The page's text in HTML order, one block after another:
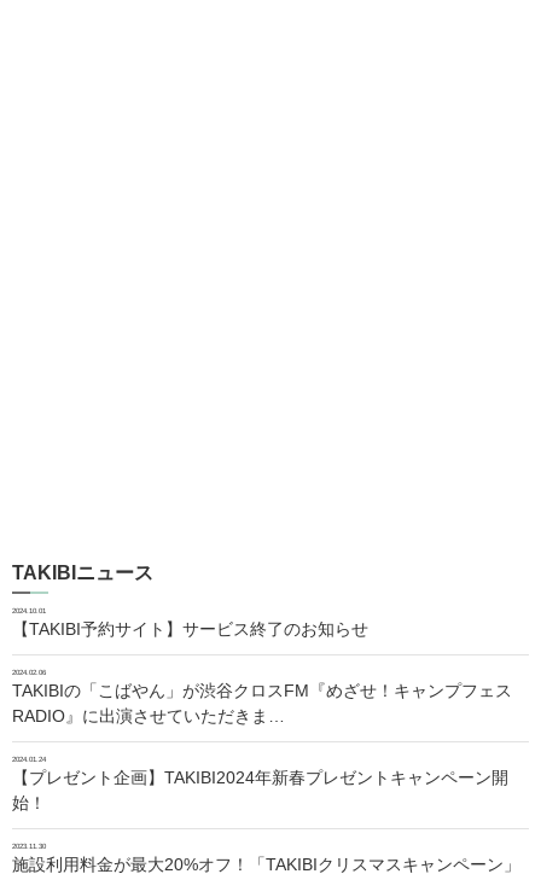
TAKIBIニュース
2024.10.01
【TAKIBI予約サイト】サービス終了のお知らせ
2024.02.06
TAKIBIの「こばやん」が渋谷クロスFM『めざせ！キャンプフェス
RADIO』に出演させていただきま…
2024.01.24
【プレゼント企画】TAKIBI2024年新春プレゼントキャンペーン開
始！
2023.11.30
施設利用料金が最大20%オフ！「TAKIBIクリスマスキャンペーン」